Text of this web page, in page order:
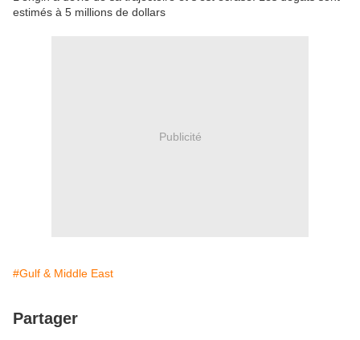
estimés à 5 millions de dollars
Publicité
#Gulf & Middle East
Partager